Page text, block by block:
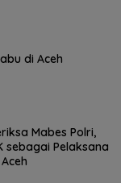
di Aceh
Mabes Polri,
sebagai Pelaksana